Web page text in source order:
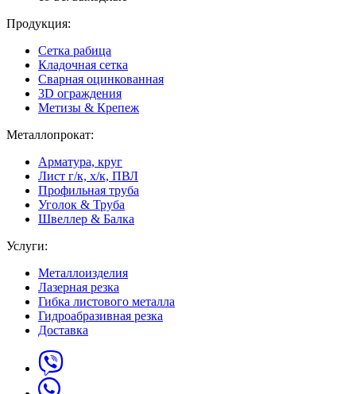
Продукция:
Сетка рабица
Кладочная сетка
Сварная оцинкованная
3D ограждения
Метизы & Крепеж
Металлопрокат:
Арматура, круг
Лист г/к, х/к, ПВЛ
Профильная труба
Уголок & Труба
Швеллер & Балка
Услуги:
Металлоизделия
Лазерная резка
Гибка листового металла
Гидроабразивная резка
Доставка